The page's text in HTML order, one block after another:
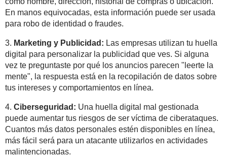
En manos equivocadas, esta información puede ser usada
para robo de identidad o fraudes.
3. Marketing y Publicidad: Las empresas utilizan tu huella
digital para personalizar la publicidad que ves. Si alguna
vez te preguntaste por qué los anuncios parecen "leerte la
mente", la respuesta está en la recopilación de datos sobre
tus intereses y comportamientos en línea.
4. Ciberseguridad: Una huella digital mal gestionada
puede aumentar tus riesgos de ser víctima de ciberataques.
Cuantos más datos personales estén disponibles en línea,
más fácil será para un atacante utilizarlos en actividades
malintencionadas.